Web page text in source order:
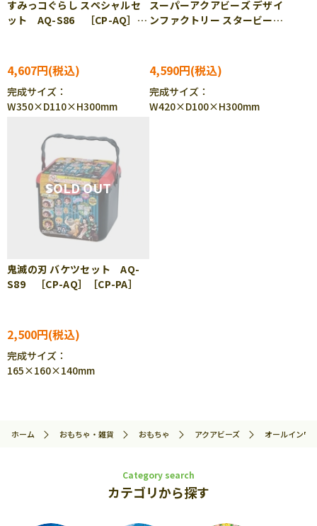
すみっコぐらし スペシャルセ
ット AQ-S86 ［CP-AQ］
4,607円
完成サイズ：
W350×D110×H300mm
スーパーアクアビーズ デザイ
ンファクトリー スタービーズ
［CP-PA］
4,590円
完成サイズ：
W420×D100×H300mm
鬼滅の刃 バケツセット AQ-
S89 ［CP-AQ］［CP-PA］
2,500円
完成サイズ：
165×160×140mm
ホーム おもちゃ・雑貨 おもちゃ アクアビーズ オールインワ
Category search
カテゴリから探す